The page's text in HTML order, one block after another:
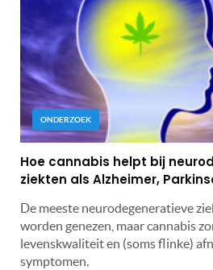
ONDERZOEK
Hoe cannabis helpt bij
ziekten als Alzheimer,
De meeste neurodegeneratieve
worden genezen, maar cannabis
levenskwaliteit en (soms flinke)
symptomen.